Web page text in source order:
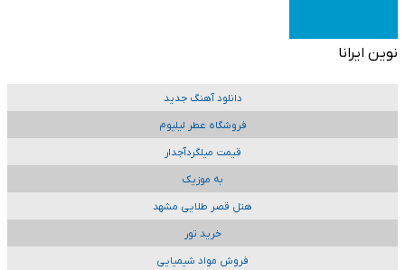
نوین ایرانا
دانلود آهنگ جدید
فروشگاه عطر لیلیوم
قیمت میلگردآجدار
به موزیک
هتل قصر طلایی مشهد
خرید تور
فروش مواد شیمیایی